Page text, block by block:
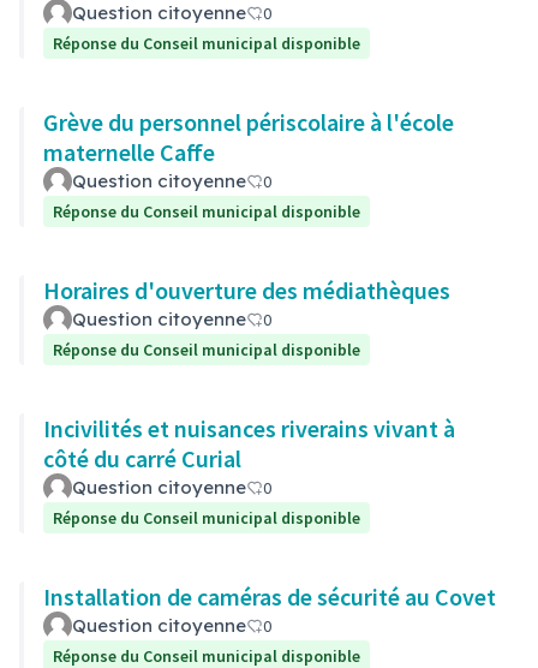
Question citoyenne
0
Réponse du Conseil municipal disponible
Grève du personnel périscolaire à l'école
maternelle Caffe
Question citoyenne
0
Réponse du Conseil municipal disponible
Horaires d'ouverture des médiathèques
Question citoyenne
0
Réponse du Conseil municipal disponible
Incivilités et nuisances riverains vivant à
côté du carré Curial
Question citoyenne
0
Réponse du Conseil municipal disponible
Installation de caméras de sécurité au Covet
Question citoyenne
0
Réponse du Conseil municipal disponible